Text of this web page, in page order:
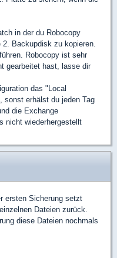
in der du Robocopy
Backupdisk zu kopieren.
Robocopy ist sehr
gearbeitet hast, lasse dir
das "Local
sonst erhälst du jeden Tag
die Exchange
nicht wiederhergestellt
ersten Sicherung setzt
Dateien zurück.
diese Dateien nochmals